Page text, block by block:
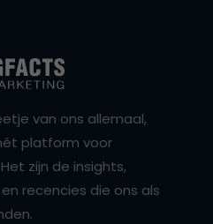
van ons allemaal,
platform voor
zijn de insights,
recencies die ons als